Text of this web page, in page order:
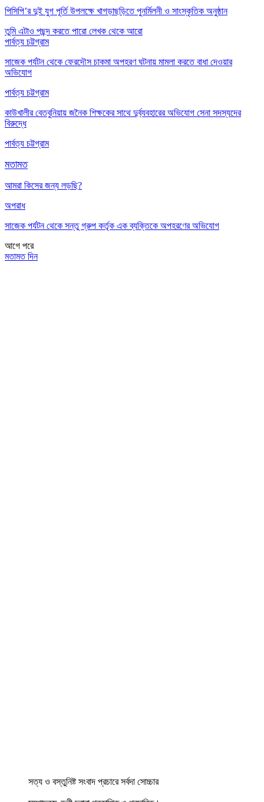
পিসিপি’র দুই যুগ পূর্তি উপলক্ষে খাগড়াছড়িতে পুনর্মিলনী ও সাংস্কৃতিক অনুষ্ঠান
তুমি এটাও পছন্দ করতে পারো লেখক থেকে আরো
পার্বত্য চট্টগ্রাম
সাজেক পর্যটন থেকে ফেরদৌস চাকমা অপহরণ ঘটনায় মামলা করতে বাধা দেওয়ার
অভিযোগ
পার্বত্য চট্টগ্রাম
কাউখালীর বেতবুনিয়ায় জনৈক শিক্ষকের সাথে দুর্ব্যবহারের অভিযোগ সেনা সদস্যদের
বিরুদ্ধে
পার্বত্য চট্টগ্রাম
মতামত
আমরা কিসের জন্য লড়ছি?
অপরাধ
সাজেক পর্যটন থেকে সন্তু গ্রুপ কর্তৃক এক ব্যক্তিকে অপহরণের অভিযোগ
আগে পরে
মতামত দিন
সত্য ও বস্তুনিষ্ট সংবাদ প্রচারে সর্বদা সোচ্চার